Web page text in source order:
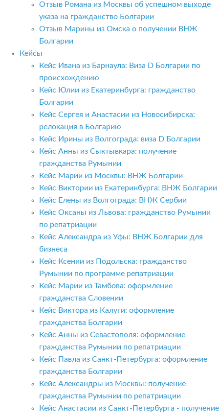
Отзыв Романа из Москвы об успешном выходе
указа на гражданство Болгарии
Отзыв Марины из Омска о получении ВНЖ
Болгарии
Кейсы
Кейс Ивана из Барнаула: Виза D Болгарии по
происхождению
Кейс Юлии из Екатеринбурга: гражданство
Болгарии
Кейс Сергея и Анастасии из Новосибирска:
релокация в Болгарию
Кейс Ирины из Волгограда: виза D Болгарии
Кейс Анны из Сыктывкара: получение
гражданства Румынии
Кейс Марии из Москвы: ВНЖ Болгарии
Кейс Виктории из Екатеринбурга: ВНЖ Болгарии
Кейс Елены из Волгограда: ВНЖ Сербии
Кейс Оксаны из Львова: гражданство Румынии
по репатриации
Кейс Александра из Уфы: ВНЖ Болгарии для
бизнеса
Кейс Ксении из Подольска: гражданство
Румынии по программе репатриации
Кейс Марии из Тамбова: оформление
гражданства Словении
Кейс Виктора из Калуги: оформление
гражданства Болгарии
Кейс Анны из Севастополя: оформление
гражданства Румынии по репатриации
Кейс Павла из Санкт-Петербурга: оформление
гражданства Болгарии
Кейс Александры из Москвы: получение
гражданства Румынии по репатриации
Кейс Анастасии из Санкт-Петербурга - получение